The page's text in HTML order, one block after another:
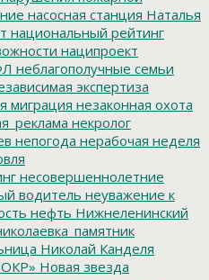
насосная станция Наталья
национальный рейтинг
наципроект
неблагополучные семьи
экспертиза
миграция незаконная охота
некролог
непогода нерабочая неделя
несовершеннолетние
водитель неуважение к
нефть Нижнеленинский
Николай Канделя
Новая звезда